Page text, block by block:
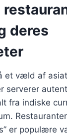
deres
et væld af
serverer
fra indiske
er populære